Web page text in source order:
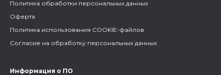
Политика обработки персональных данных
Оферта
Политика использования COOKIE-файлов
Согласие на обработку персональных данных
Информация о ПО